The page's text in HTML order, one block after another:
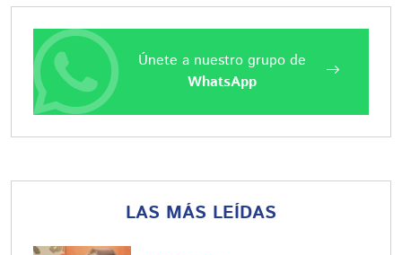
Únete a nuestro grupo de
WhatsApp
LAS MÁS LEÍDAS